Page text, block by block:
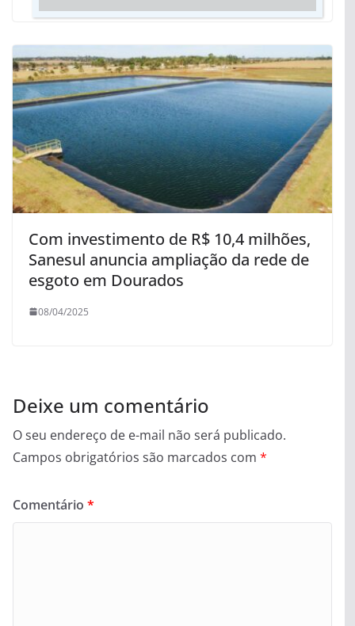
Com investimento de R$ 10,4 milhões,
Sanesul anuncia ampliação da rede de
esgoto em Dourados
08/04/2025
Deixe um comentário
O seu endereço de e-mail não será publicado.
Campos obrigatórios são marcados com *
Comentário *